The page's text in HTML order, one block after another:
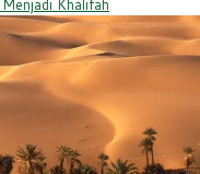
Khalifah